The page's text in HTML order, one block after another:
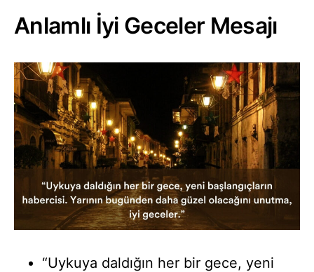
Anlamlı İyi Geceler Mesajı
“Uykuya daldığın her bir gece, yeni